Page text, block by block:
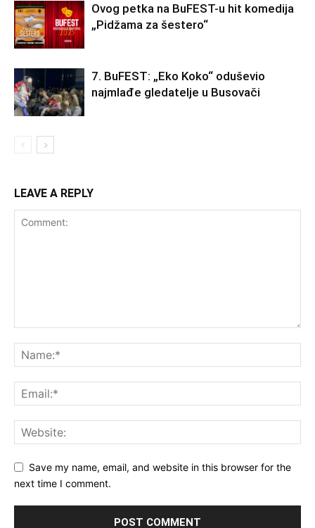
Ovog petka na BuFEST-u hit komedija
„Pidžama za šestero“
7. BuFEST: „Eko Koko“ oduševio
najmlađe gledatelje u Busovači
LEAVE A REPLY
Save my name, email, and website in this browser for the
next time I comment.